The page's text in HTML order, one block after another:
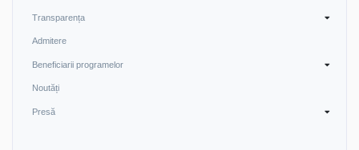
Transparența
Admitere
Beneficiarii programelor
Noutăți
Presă